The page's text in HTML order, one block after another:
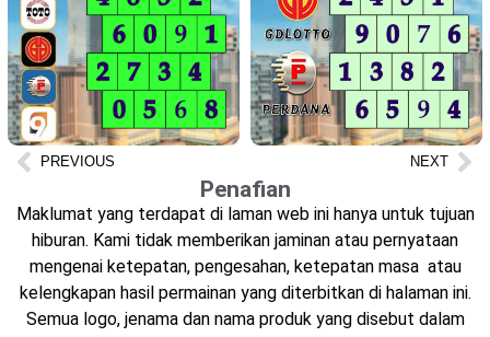
PREVIOUS NEXT
Penafian
Maklumat yang terdapat di laman web ini hanya untuk tujuan
hiburan. Kami tidak memberikan jaminan atau pernyataan
mengenai ketepatan, pengesahan, ketepatan masa atau
kelengkapan hasil permainan yang diterbitkan di halaman ini.
Semua logo, jenama dan nama produk yang disebut dalam